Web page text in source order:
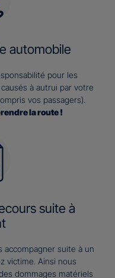
automobile
pour les
à autrui par votre
vos passagers).
la route !
suite à
suite à un
victime. Ainsi nous
dommages matériels